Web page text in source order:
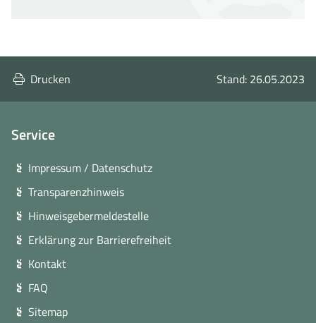
Drucken Stand: 26.05.2023
Service
Impressum / Datenschutz
Transparenzhinweis
Hinweisgebermeldestelle
Erklärung zur Barrierefreiheit
Kontakt
FAQ
Sitemap